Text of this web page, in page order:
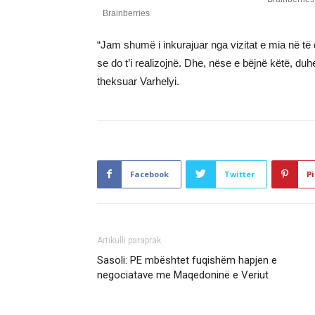
“Jam shumë i inkurajuar nga vizitat e mia në
se do t’i realizojnë. Dhe, nëse e bëjnë këtë,
theksuar Varhelyi.
Facebook Twitter
Artikulli paraprak
Sasoli: PE mbështet fuqishëm hapjen e
negociatave me Maqedoninë e Veriut